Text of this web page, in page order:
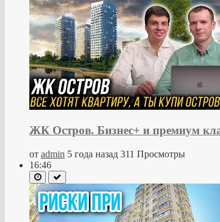
ЖК Остров. Бизнес+ и премиум
от admin 5 года назад 311 Просмотры
16:46